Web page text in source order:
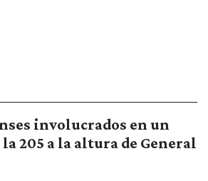
involucrados en un
205 a la altura de General